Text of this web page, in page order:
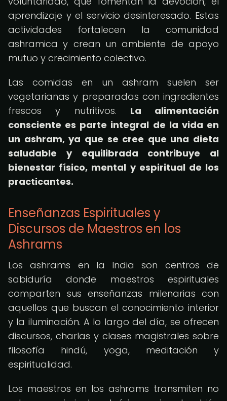
aprendizaje y el servicio desinteresado. Estas
actividades fortalecen la comunidad
ashramica y crean un ambiente de apoyo
mutuo y crecimiento colectivo.
Las comidas en un ashram suelen ser
vegetarianas y preparadas con ingredientes
frescos y nutritivos. La alimentación
consciente es parte integral de la vida en
un ashram, ya que se cree que una dieta
saludable y equilibrada contribuye al
bienestar físico, mental y espiritual de los
practicantes.
Enseñanzas Espirituales y
Discursos de Maestros en los
Ashrams
Los ashrams en la India son centros de
sabiduría donde maestros espirituales
comparten sus enseñanzas milenarias con
aquellos que buscan el conocimiento interior
y la iluminación. A lo largo del día, se ofrecen
discursos, charlas y clases magistrales sobre
filosofía hindú, yoga, meditación y
espiritualidad.
Los maestros en los ashrams transmiten no